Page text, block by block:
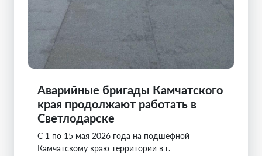
Аварийные бригады Камчатского
края продолжают работать в
Светлодарске
С 1 по 15 мая 2026 года на подшефной
Камчатскому краю территории в г.